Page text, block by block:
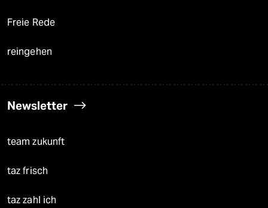
Freie Rede
reingehen
Newsletter
team zukunft
taz frisch
taz zahl ich